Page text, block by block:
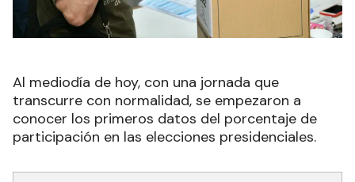
Al mediodía de hoy, con una jornada que
transcurre con normalidad, se empezaron a
conocer los primeros datos del porcentaje de
participación en las elecciones presidenciales.